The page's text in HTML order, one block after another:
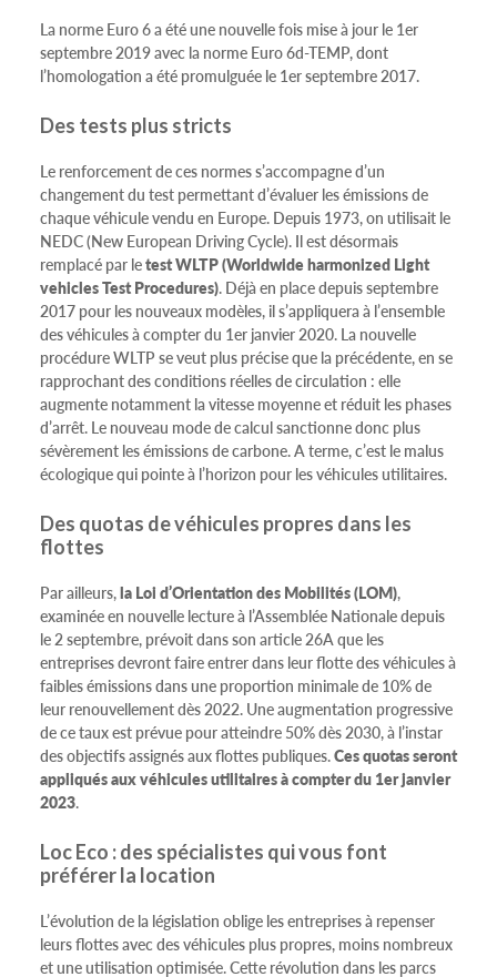
La norme Euro 6 a été une nouvelle fois mise à jour le 1er
septembre 2019 avec la norme Euro 6d-TEMP, dont
l’homologation a été promulguée le 1er septembre 2017.
Des tests plus stricts
Le renforcement de ces normes s’accompagne d’un
changement du test permettant d’évaluer les émissions de
chaque véhicule vendu en Europe. Depuis 1973, on utilisait le
NEDC (New European Driving Cycle). Il est désormais
remplacé par letest WLTP (Worldwide harmonized Light
vehicles Test Procedures). Déjà en place depuis septembre
2017 pour les nouveaux modèles, il s’appliquera à l’ensemble
des véhicules à compter du 1er janvier 2020. La nouvelle
procédure WLTP se veut plus précise que la précédente, en se
rapprochant des conditions réelles de circulation : elle
augmente notamment la vitesse moyenne et réduit les phases
d’arrêt. Le nouveau mode de calcul sanctionne donc plus
sévèrement les émissions de carbone. A terme, c’est le malus
écologique qui pointe à l’horizon pour les véhicules utilitaires.
Des quotas de véhicules propres dans les
flottes
Par ailleurs,la Loi d’Orientation des Mobilités (LOM),
examinée en nouvelle lecture à l’Assemblée Nationale depuis
le 2 septembre, prévoit dans son article 26A que les
entreprises devront faire entrer dans leur flotte des véhicules à
faibles émissions dans une proportion minimale de 10% de
leur renouvellement dès 2022. Une augmentation progressive
de ce taux est prévue pour atteindre 50% dès 2030, à l’instar
des objectifs assignés aux flottes publiques.Ces quotas seront
appliqués aux véhicules utilitaires à compter du 1er janvier
2023.
Loc Eco : des spécialistes qui vous font
préférer la location
L’évolution de la législation oblige les entreprises à repenser
leurs flottes avec des véhicules plus propres, moins nombreux
et une utilisation optimisée. Cette révolution dans les parcs